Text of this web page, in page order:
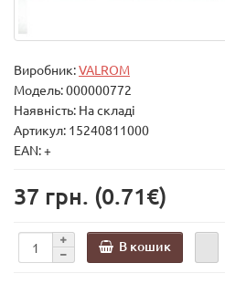
Виробник:VALROM
Модель:000000772
Наявність: На складі
Артикул: 15240811000
EAN: +
37 грн. (0.71€)
В кошик